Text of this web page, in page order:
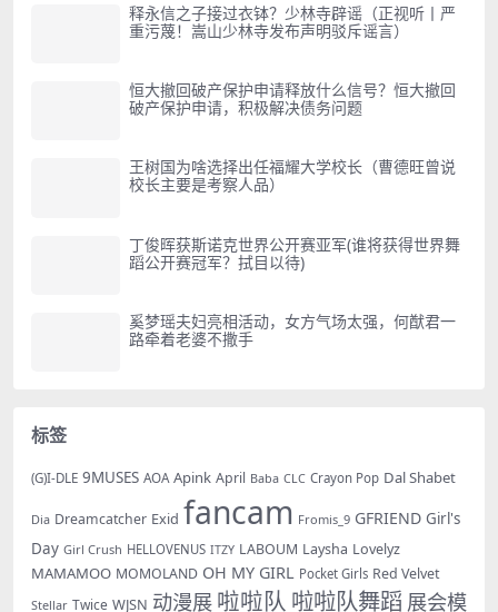
释永信之子接过衣钵？少林寺辟谣（正视听丨严
重污蔑！嵩山少林寺发布声明驳斥谣言）
恒大撤回破产保护申请释放什么信号？恒大撤回
破产保护申请，积极解决债务问题
王树国为啥选择出任福耀大学校长（曹德旺曾说
校长主要是考察人品）
丁俊晖获斯诺克世界公开赛亚军(谁将获得世界舞
蹈公开赛冠军？拭目以待)
奚梦瑶夫妇亮相活动，女方气场太强，何猷君一
路牵着老婆不撒手
标签
(G)I-DLE 9MUSES AOA Apink April Baba CLC Crayon Pop Dal Shabet
Dia Dreamcatcher Exid fancam Fromis_9 GFRIEND Girl's
Day Girl Crush HELLOVENUS ITZY LABOUM Laysha Lovelyz
MAMAMOO MOMOLAND OH MY GIRL Pocket Girls Red Velvet
Stellar Twice WJSN 动漫展 啦啦队 啦啦队舞蹈 展会模